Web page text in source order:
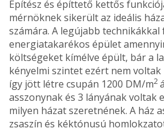
Építész és építtető ket­tős
mérnöknek sikerült az ideális
számára. A legújabb technikákkal
energiatakarékos épü­let
költségeket kímélve épült, bár a
kényelmi szintet ezért nem
így jött létre csupán 1200 DM/m2
asszonynak és 3 lá­nyának voltak
milyen házat szeretnének. A ház
zsaszín és kéktónusú